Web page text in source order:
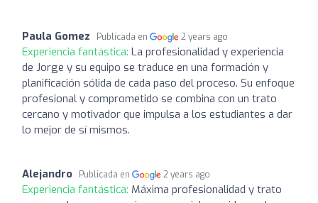
Paula Gomez Publicada en 2 years ago
Experiencia fantástica: La profesionalidad y experiencia
de Jorge y su equipo se traduce en una formación y
planificación sólida de cada paso del proceso. Su enfoque
profesional y comprometido se combina con un trato
cercano y motivador que impulsa a los estudiantes a dar
lo mejor de sí mismos.
Alejandro Publicada en 2 years ago
Experiencia fantástica: Máxima profesionalidad y trato